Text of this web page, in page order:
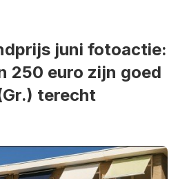
juni fotoactie:
250 euro zijn goed
terecht